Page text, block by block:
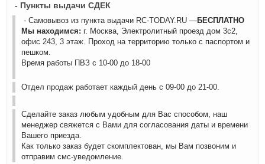
- Пункты выдачи СДЕК
- Самовывоз из пункта выдачи RC-TODAY.RU —БЕСПЛАТНО
Мы находимся: г. Москва, Электролитный проезд дом 3с2,
офис 243, 3 этаж. Проход на территорию только с паспортом и
пешком.
Время работы ПВЗ с 10-00 до 18-00
Отдел продаж работает каждый день с 09-00 до 21-00.
Сделайте заказ любым удобным для Вас способом, наш
менеджер свяжется с Вами для согласования даты и времени
Вашего приезда.
Как только заказ будет скомплектован, мы Вам позвоним и
отправим смс-уведомление.